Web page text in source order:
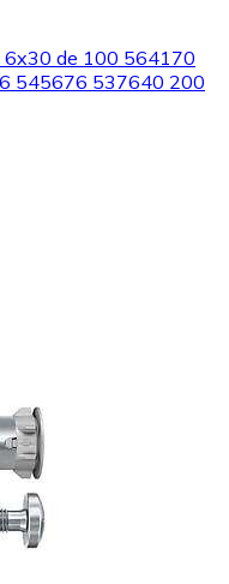
6x30 de 100 564170
545676 537640 200